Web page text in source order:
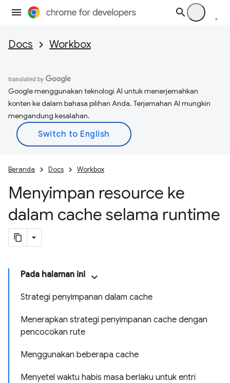
Docs Workbox
Google menggunakan teknologi AI untuk menerjemahkan
konten ke dalam bahasa pilihan Anda. Terjemahan AI mungkin
mengandung kesalahan.
Beranda Docs Workbox
Menyimpan resource ke
dalam cache selama runtime
Pada halaman ini
Strategi penyimpanan dalam cache
Menerapkan strategi penyimpanan cache dengan
pencocokan rute
Menggunakan beberapa cache
Menyetel waktu habis masa berlaku untuk entri